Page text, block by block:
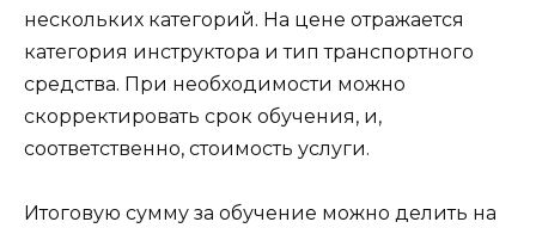
нескольких категорий. На цене отражается
категория инструктора и тип транспортного
средства. При необходимости можно
скорректировать срок обучения, и,
соответственно, стоимость услуги.
Итоговую сумму за обучение можно делить на